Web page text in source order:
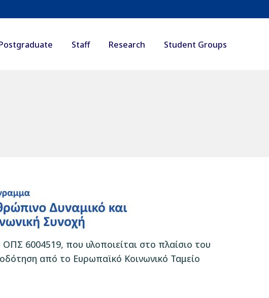
Staff Research Student Groups
6004519, που υλοποιείται στο πλαίσιο του
από το Ευρωπαϊκό Κοινωνικό Ταμείο